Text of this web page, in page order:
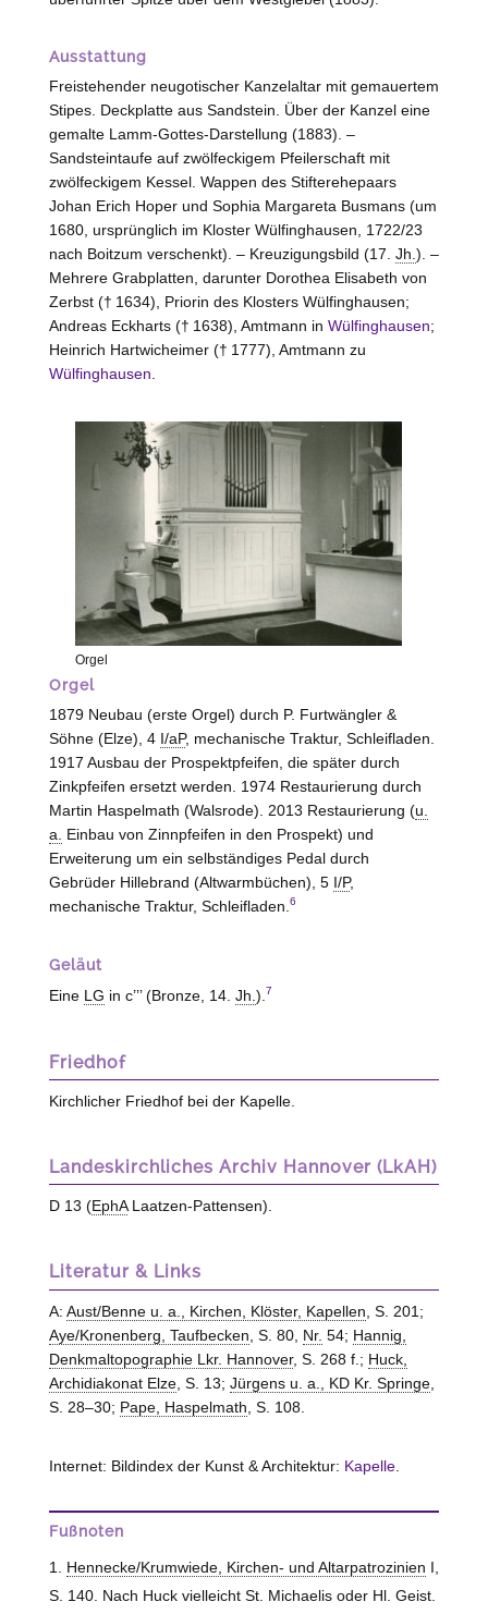
Ausstattung
Freistehender neugotischer Kanzelaltar mit gemauertem
Stipes. Deckplatte aus Sandstein. Über der Kanzel eine
gemalte Lamm-Gottes-Darstellung (1883). –
Sandsteintaufe auf zwölfeckigem Pfeilerschaft mit
zwölfeckigem Kessel. Wappen des Stifterehepaars
Johan Erich Hoper und Sophia Margareta Busmans (um
1680, ursprünglich im Kloster Wülfinghausen, 1722/23
nach Boitzum verschenkt). – Kreuzigungsbild (17. Jh.). –
Mehrere Grabplatten, darunter Dorothea Elisabeth von
Zerbst(† 1634), Priorin des Klosters Wülfinghausen;
Andreas Eckharts († 1638), Amtmann in Wülfinghausen;
Heinrich Hartwicheimer († 1777), Amtmann zu
Wülfinghausen.
Orgel
Orgel
1879 Neubau (erste Orgel) durch P. Furtwängler &
Söhne (Elze), 4 I/aP, mechanische Traktur, Schleifladen.
1917 Ausbau der Prospektpfeifen, die später durch
Zinkpfeifen ersetzt werden. 1974 Restaurierung durch
Martin Haspelmath (Walsrode). 2013 Restaurierung (u.
a.
Einbau von Zinnpfeifen in den Prospekt) und
Erweiterung um ein selbständiges Pedal durch
Gebrüder Hillebrand (Altwarmbüchen), 5 I/P,
mechanische Traktur, Schleifladen. 6
Geläut
Eine LG in c’’’ (Bronze, 14. Jh. ). 7
Friedhof
Kirchlicher Friedhof bei der Kapelle.
Landeskirchliches Archiv Hannover (LkAH)
D 13 (EphALaatzen-Pattensen).
Literatur & Links
A: Aust/Benne u. a., Kirchen, Klöster, Kapellen , S. 201;
Aye/Kronenberg, Taufbecken , S. 80, Nr. 54; Hannig,
Denkmaltopographie Lkr. Hannover, S. 268 f.; Huck,
Archidiakonat Elze, S. 13; Jürgens u. a., KD Kr. Springe,
S. 28–30; Pape, Haspelmath , S. 108.
Internet: Bildindex der Kunst & Architektur: Kapelle.
Fußnoten
Hennecke/Krumwiede, Kirchen- und Altarpatrozinien I,
S. 140. Nach Huck vielleicht St. Michaelis oder Hl. Geist.